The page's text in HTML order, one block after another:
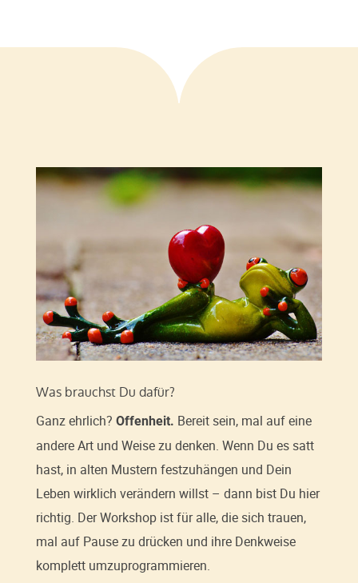
Was brauchst Du dafür?
Ganz ehrlich? Offenheit. Bereit sein, mal auf eine
andere Art und Weise zu denken. Wenn Du es satt
hast, in alten Mustern festzuhängen und Dein
Leben wirklich verändern willst – dann bist Du hier
richtig. Der Workshop ist für alle, die sich trauen,
mal auf Pause zu drücken und ihre Denkweise
komplett umzuprogrammieren.